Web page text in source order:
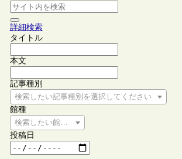
詳細検索
タイトル
本文
記事種別
検索したい記事種別を選択してください
館種
検索したい館種を選択してください
投稿日